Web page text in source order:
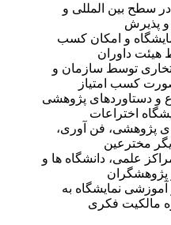
سطح بین المللی و
پذیرش
و امکان کسب
داوران
توسط سازمان و
کسب امتیاز
و دستاوردهای پژوهشی
اختراعات
پژوهشی، فن آوری،
مخترعین
علمی، دانشگاه ها و
پژوهشگران
نمایشگاه به
مالکیت فکری